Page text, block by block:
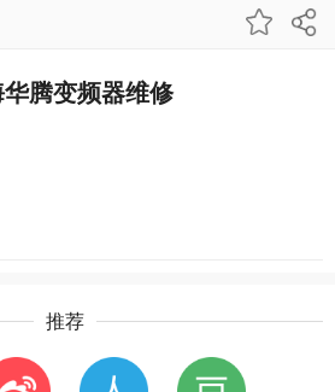
腾变频器维修
推荐